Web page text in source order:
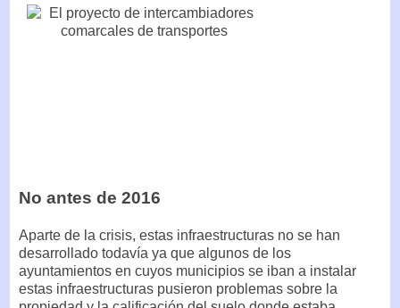
No antes de 2016
Aparte de la crisis, estas infraestructuras no se han
desarrollado todavía ya que algunos de los
ayuntamientos en cuyos municipios se iban a instalar
estas infraestructuras pusieron problemas sobre la